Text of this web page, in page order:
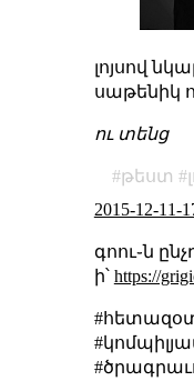
լոյսով
սաթենիկ
ու տենց
թեստ
2015-12-11-
գոու֊ն
ի՝ https://